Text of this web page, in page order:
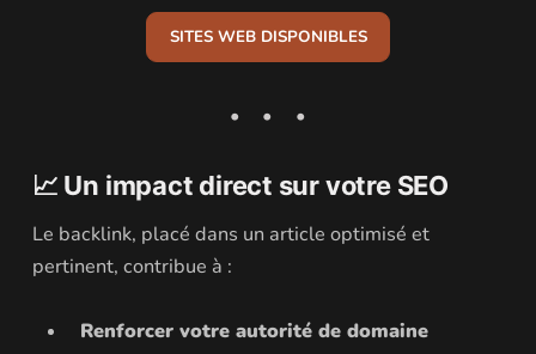
SITES WEB DISPONIBLES
📈 Un impact direct sur votre SEO
Le backlink, placé dans un article optimisé et
pertinent, contribue à :
Renforcer votre autorité de domaine